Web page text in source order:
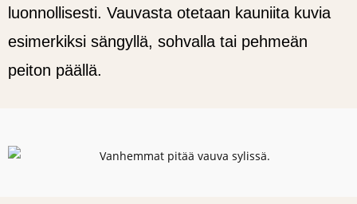
luonnollisesti. Vauvasta otetaan kauniita kuvia
esimerkiksi sängyllä, sohvalla tai pehmeän
peiton päällä.